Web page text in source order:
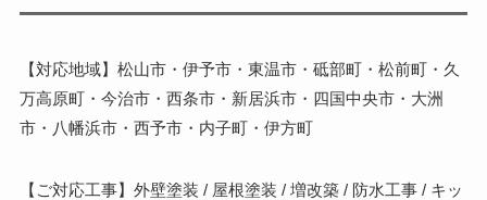
【対応地域】松山市・伊予市・東温市・砥部町・松前町・久
万高原町・今治市・西条市・新居浜市・四国中央市・大洲
市・八幡浜市・西予市・内子町・伊方町
【ご対応工事】外壁塗装 / 屋根塗装 / 増改築 / 防水工事 / キッ